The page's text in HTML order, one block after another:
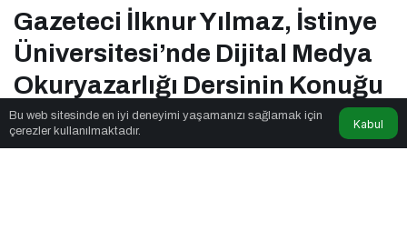
Dersinin Konuğu Oldu
Gazeteci İlknur Yılmaz, İstinye
Üniversitesi’nde Dijital Medya
Okuryazarlığı Dersinin Konuğu
Oldu
Bu web sitesinde en iyi deneyimi yaşamanızı sağlamak için
çerezler kullanılmaktadır.
Kabul